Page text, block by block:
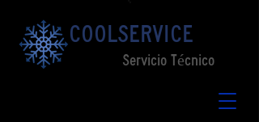
COOLSERVICE
Servicio Técnico